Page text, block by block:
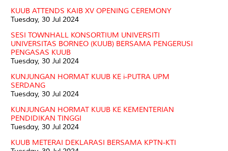
KUUB ATTENDS KAIB XV OPENING CEREMONY
Tuesday, 30 Jul 2024
SESI TOWNHALL KONSORTIUM UNIVERSITI
UNIVERSITAS BORNEO (KUUB) BERSAMA PENGERUSI
PENGASAS KUUB
Tuesday, 30 Jul 2024
KUNJUNGAN HORMAT KUUB KE i-PUTRA UPM
SERDANG
Tuesday, 30 Jul 2024
KUNJUNGAN HORMAT KUUB KE KEMENTERIAN
PENDIDIKAN TINGGI
Tuesday, 30 Jul 2024
KUUB METERAI DEKLARASI BERSAMA KPTN-KTI